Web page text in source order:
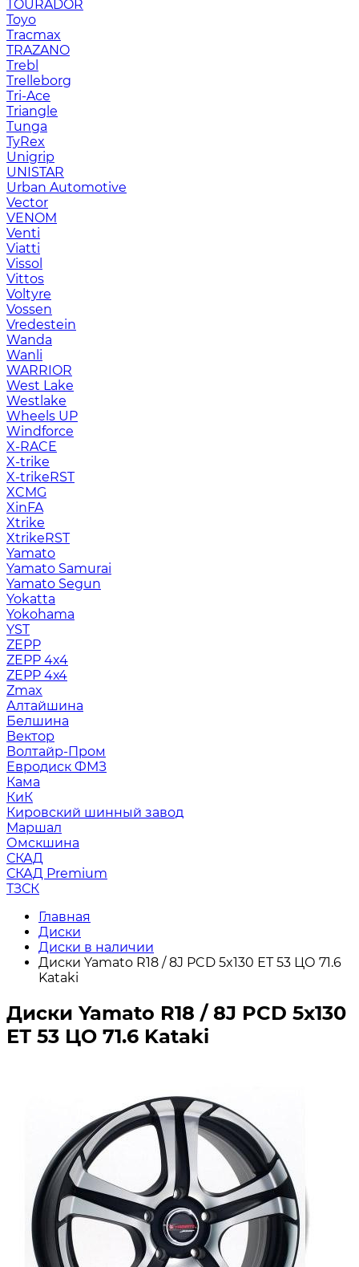
TOURADOR
Toyo
Tracmax
TRAZANO
Trebl
Trelleborg
Tri-Ace
Triangle
Tunga
TyRex
Unigrip
UNISTAR
Urban Automotive
Vector
VENOM
Venti
Viatti
Vissol
Vittos
Voltyre
Vossen
Vredestein
Wanda
Wanli
WARRIOR
West Lake
Westlake
Wheels UP
Windforce
X-RACE
X-trike
X-trikeRST
XCMG
XinFA
Xtrike
XtrikeRST
Yamato
Yamato Samurai
Yamato Segun
Yokatta
Yokohama
YST
ZEPP
ZEPP 4x4
ZEPP 4х4
Zmax
Алтайшина
Белшина
Вектор
Волтайр-Пром
Евродиск ФМЗ
Кама
КиК
Кировский шинный завод
Маршал
Омскшина
СКАД
СКАД Premium
ТЗСК
Главная
Диски
Диски в наличии
Диски Yamato R18 / 8J PCD 5x130 ЕТ 53 ЦО 71.6
Kataki
Диски Yamato R18 / 8J PCD 5x130
ЕТ 53 ЦО 71.6 Kataki